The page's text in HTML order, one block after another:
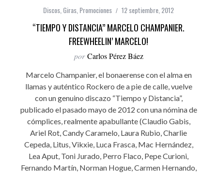
Discos Giras Promociones 12 septiembre, 2012
“TIEMPO Y DISTANCIA” MARCELO CHAMPANIER.
FREEWHEELIN’ MARCELO!
por Carlos Pérez Báez
Marcelo Champanier, el bonaerense con el alma en
llamas y auténtico Rockero de a pie de calle, vuelve
con un genuino discazo “Tiempo y Distancia”,
publicado el pasado mayo de 2012 con una nómina de
cómplices, realmente apabullante (Claudio Gabis,
Ariel Rot, Candy Caramelo, Laura Rubio, Charlie
Cepeda, Litus, Vikxie, Luca Frasca, Mac Hernández,
Lea Aput, Toni Jurado, Perro Flaco, Pepe Curioni,
Fernando Martín, Norman Hogue, Carmen Hernando,